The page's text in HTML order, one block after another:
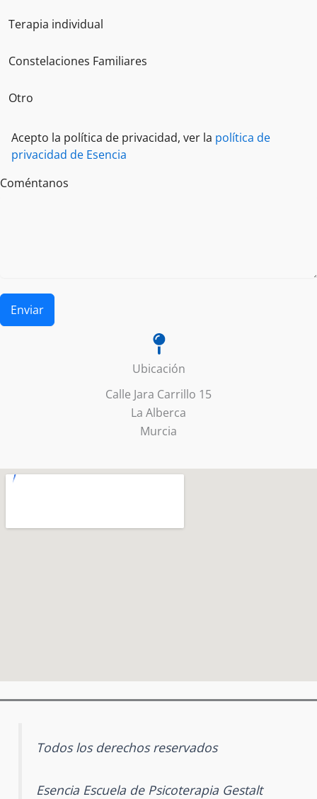
Terapia individual
Constelaciones Familiares
Otro
Acepto la política de privacidad, ver la política de
privacidad de Esencia
Coméntanos
Enviar
Ubicación
Calle Jara Carrillo 15
La Alberca
Murcia
Todos los derechos reservados
Esencia Escuela de Psicoterapia Gestalt